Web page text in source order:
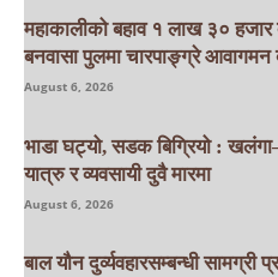
महाकालीको बहाव १ लाख ३०
बनवासा पुलमा चारपाङ्ग्रे आवागमन
August 6, 2026
भाडा घट्यो, सडक बिग्रियो :
यात्रु र व्यवसायी दुवै मारमा
August 6, 2026
बाल यौन दुर्व्यवहारसम्बन्धी सामग्री